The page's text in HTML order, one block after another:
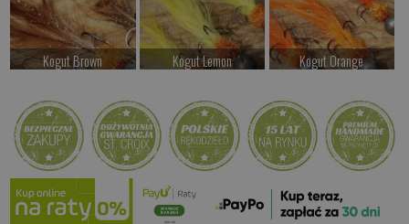
Kogut Brown
Kup teraz >
Kogut Lemon
Kup teraz >
Kogut Orange
Kup teraz >
Kogut Fluo
od 24.00 PLN
Kup teraz >